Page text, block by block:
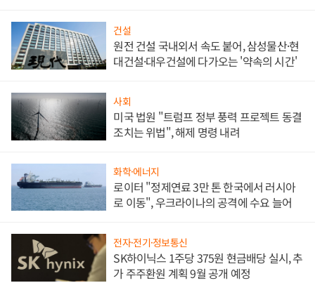
건설
원전 건설 국내외서 속도 붙어, 삼성물산·현
대건설·대우건설에 다가오는 '약속의 시간'
사회
미국 법원 "트럼프 정부 풍력 프로젝트 동결
조치는 위법", 해제 명령 내려
화학·에너지
로이터 "정제연료 3만 톤 한국에서 러시아
로 이동", 우크라이나의 공격에 수요 늘어
전자·전기·정보통신
SK하이닉스 1주당 375원 현금배당 실시, 추
가 주주환원 계획 9월 공개 예정